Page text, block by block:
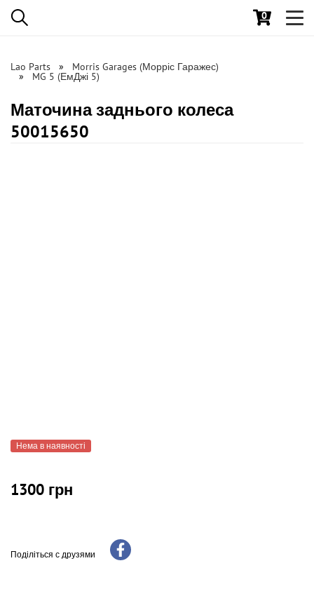
0
Lao Parts Morris Garages (Морріс Гаражес)
MG 5 (ЕмДжі 5)
Маточина заднього колеса
50015650
Нема в наявності
1300 грн
Поділіться с друзями